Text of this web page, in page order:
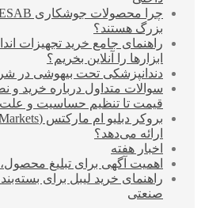
بزرگ هستند؟
راهنمای جامع خرید تجهیزات
ابزارها را آنلاین بخریم؟
دندانپزشکی تحت بیهوشی در
سوالات متداول درباره خرید
قیمت تا تنظیم حساسیت و
ارائه می‌دهد؟
اخبار هفته
اهمیت آگهی برای تبلیغ
راهنمای خرید لیبل برای
صنعتی